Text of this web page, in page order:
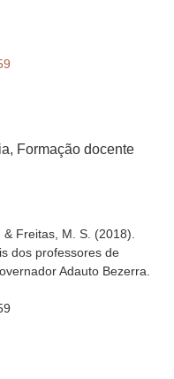
Formação docente
Freitas, M. S. (2018).
dos professores de
Adauto Bezerra.